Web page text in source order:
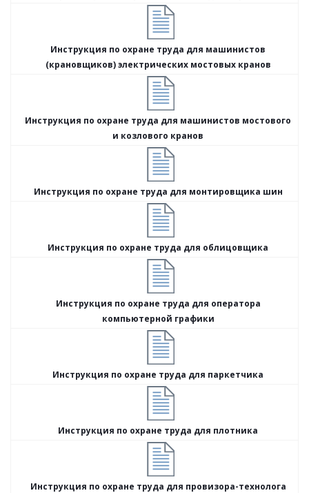
Инструкция по охране труда для машинистов
(крановщиков) электрических мостовых кранов
Инструкция по охране труда для машинистов мостового
и козлового кранов
Инструкция по охране труда для монтировщика шин
Инструкция по охране труда для облицовщика
Инструкция по охране труда для оператора
компьютерной графики
Инструкция по охране труда для паркетчика
Инструкция по охране труда для плотника
Инструкция по охране труда для провизора-технолога